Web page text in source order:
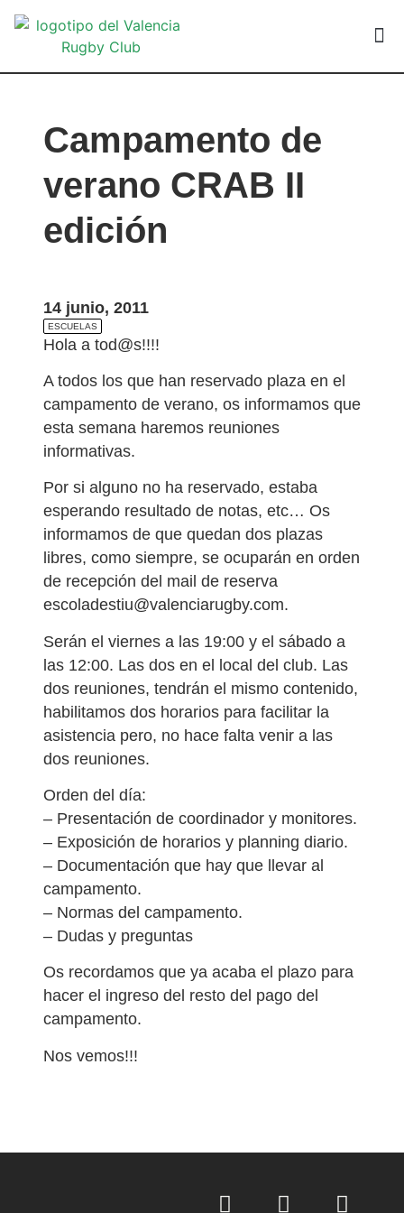
Campamento de
verano CRAB II
edición
14 junio, 2011
ESCUELAS
Hola a tod@s!!!!
A todos los que han reservado plaza en el
campamento de verano, os informamos que
esta semana haremos reuniones
informativas.
Por si alguno no ha reservado, estaba
esperando resultado de notas, etc… Os
informamos de que quedan dos plazas
libres, como siempre, se ocuparán en orden
de recepción del mail de reserva
escoladestiu@valenciarugby.com.
Serán el viernes a las 19:00 y el sábado a
las 12:00. Las dos en el local del club. Las
dos reuniones, tendrán el mismo contenido,
habilitamos dos horarios para facilitar la
asistencia pero, no hace falta venir a las
dos reuniones.
Orden del día:
– Presentación de coordinador y monitores.
– Exposición de horarios y planning diario.
– Documentación que hay que llevar al
campamento.
– Normas del campamento.
– Dudas y preguntas
Os recordamos que ya acaba el plazo para
hacer el ingreso del resto del pago del
campamento.
Nos vemos!!!